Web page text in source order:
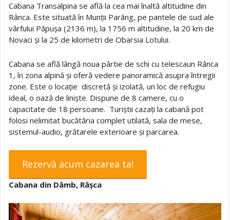
Cabana Transalpina se află la cea mai înaltă altitudine din
Rânca. Este situată în Munții Parâng, pe pantele de sud ale
vârfului Păpușa (2136 m), la 1756 m altitudine, la 20 km de
Novaci și la 25 de kilometri de Obarsia Lotului.
Cabana se află lângă noua pârtie de schi cu telescaun Rânca
1, în zona alpină și oferă vedere panoramică asupra întregii
zone. Este o locație discretă și izolată, un loc de refugiu
ideal, o oază de liniște. Dispune de 8 camere, cu o
capacitate de 18 persoane. Turiștii cazați la cabană pot
folosi nelimitat bucătăria complet utilată, sala de mese,
sistemul-audio, grătarele exterioare și parcarea.
Rezervă acum cazarea ta!
Cabana din Dâmb, Râșca